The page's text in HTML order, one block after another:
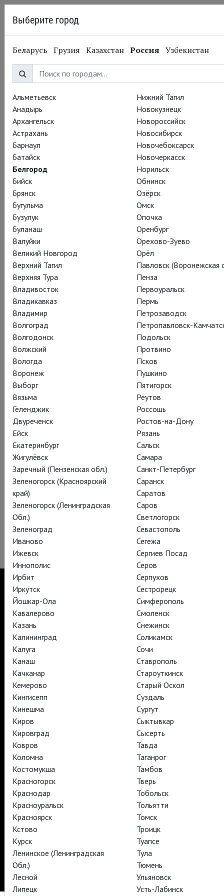
06.10.2014 Глобус
Театральный Киносезон
2014-15. «Глобус»
«Глобус» — пожалуй, самый популярный во всем мире театр
Лондона, и ответственность за эту популярность ложится,
естественно, на плечи мистической фигуры Уильяма
Шекспира. Так, «Глобус» и Шекпир неразрывно связаны, и в
наступившем октябре мы будем наслаждаться плодами
этого многовекового союза.
Символично, что 12-го октября наступит время
«Двенадцатой ночи», эта запутанная комедия, украшенная
присутствием великолепного Стивена Фрая, вновь
возвращается на экраны TheatreHD.
Также после недавней премьеры продолжаются
октябрьские показы романтической комедии «Как вам это
понравится», и (не пропустите!) всего один показ –
«Макбета» с Джозефом Милсоном.
Нас ждет целый звездопад британских талантов :) Не
забудьте свериться с расписанием и впустите мир
«Глобуса» в свое сердце!
TheatreHD
TheatreHD Опера
TheatreHD Балет в кино
АРТ-ЛЕКТОРИЙ В КИНО
АРТ-ЛЕКТОРИЙ В КИНО
TheatreHD
TheatreHD Опера
TheatreHD Балет в кино
АРТ-ЛЕКТОРИЙ В КИНО
TheatreHD
Подписаться на рассылку
Поддержать
Стать волонтёром
Как организовать показ в вашем городе
Контакты
© TheatreHD 2026
18+
Выберите город
Беларусь Грузия Казахстан Россия Узбекистан
Альметьевск
Анадырь
Архангельск
Астрахань
Барнаул
Батайск
Белгород
Бийск
Брянск
Бугульма
Бузулук
Буланаш
Валуйки
Великий Новгород
Верхний Тагил
Верхняя Тура
Владивосток
Владикавказ
Владимир
Волгоград
Волгодонск
Волжский
Вологда
Воронеж
Выборг
Вязьма
Геленджик
Двуреченск
Ейск
Екатеринбург
Жигулёвск
Заречный (Пензенская обл.)
Зеленогорск (Красноярский
край)
Зеленогорск (Ленинградская
Обл.)
Зеленоград
Иваново
Ижевск
Иннополис
Ирбит
Иркутск
Йошкар-Ола
Кавалерово
Казань
Калининград
Калуга
Канаш
Качканар
Кемерово
Кингисепп
Кинешма
Киров
Кировград
Ковров
Коломна
Костомукша
Красногорск
Краснодар
Красноуральск
Красноярск
Кстово
Курск
Ленинское (Ленинградская
Обл.)
Лесной
Липецк
Нижний Тагил
Новокузнецк
Новороссийск
Новосибирск
Новочебоксарск
Новочеркасск
Норильск
Обнинск
Озёрск
Омск
Опочка
Оренбург
Орехово-Зуево
Орёл
Павловск (Воронежская
Пенза
Первоуральск
Пермь
Петрозаводск
Петропавловск-
Подольск
Протвино
Псков
Пушкино
Пятигорск
Реутов
Россошь
Ростов-на-Дону
Рязань
Сальск
Самара
Санкт-Петербург
Саранск
Саратов
Саров
Светлогорск
Севастополь
Сегежа
Сергиев Посад
Серов
Серпухов
Сестрорецк
Симферополь
Смоленск
Снежинск
Соликамск
Сочи
Ставрополь
Староуткинск
Старый Оскол
Суздаль
Сургут
Сыктывкар
Сысерть
Тавда
Таганрог
Тамбов
Тверь
Тобольск
Тольятти
Томск
Троицк
Туапсе
Тула
Тюмень
Ульяновск
Усть-Лабинск